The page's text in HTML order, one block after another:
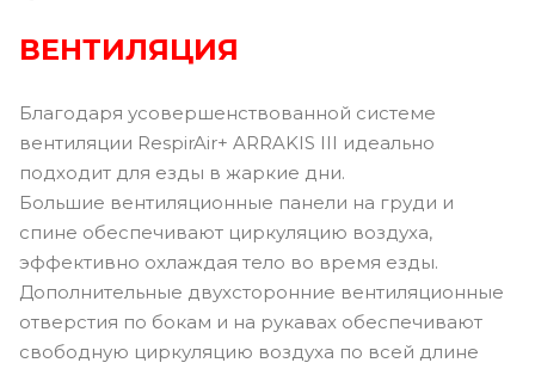
ВЕНТИЛЯЦИЯ
Благодаря усовершенствованной системе
вентиляции RespirAir+ ARRAKIS III идеально
подходит для езды в жаркие дни.
Большие вентиляционные панели на груди и
спине обеспечивают циркуляцию воздуха,
эффективно охлаждая тело во время езды.
Дополнительные двухсторонние вентиляционные
отверстия по бокам и на рукавах обеспечивают
свободную циркуляцию воздуха по всей длине